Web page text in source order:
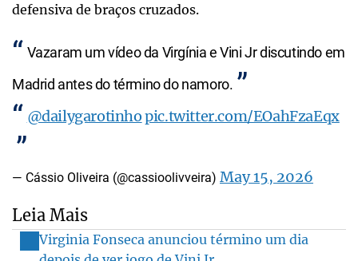
defensiva de braços cruzados.
Vazaram um vídeo da Virgínia e Vini Jr discutindo em
Madrid antes do término do namoro.
@dailygarotinhopic.twitter.com/EOahFzaEqx
— Cássio Oliveira (@cassioolivveira) May 15, 2026
Leia Mais
Virginia Fonseca anunciou término um dia